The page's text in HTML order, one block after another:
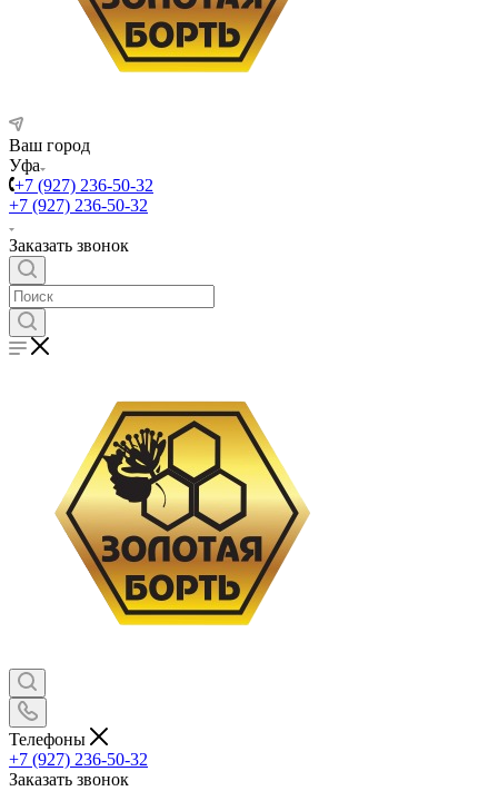
Ваш город
Уфа
+7 (927) 236-50-32
+7 (927) 236-50-32
Заказать звонок
Телефоны
+7 (927) 236-50-32
Заказать звонок